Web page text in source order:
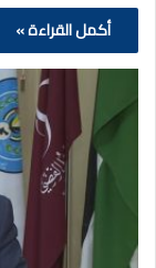
أكمل القراءة »